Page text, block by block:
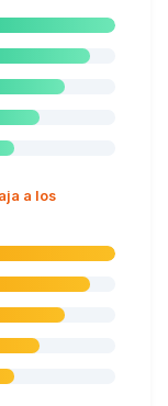
a los